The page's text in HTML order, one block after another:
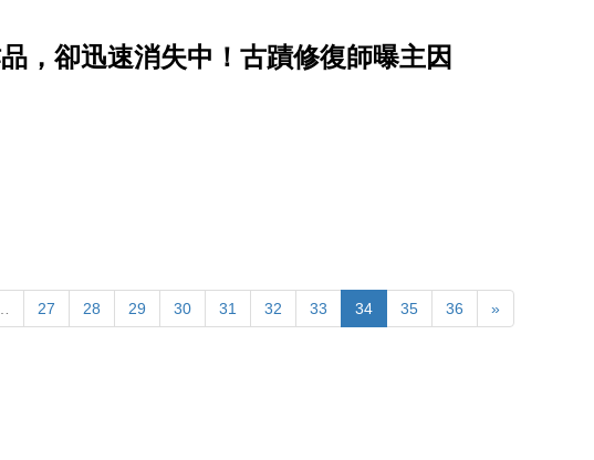
，卻迅速消失中！古蹟修復師曝主因
27 28 29 30 31 32 33 34 35 36 »